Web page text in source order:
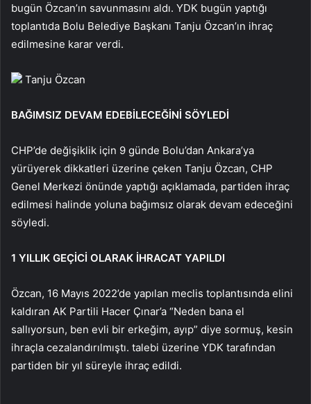
bugün Özcan’ın savunmasını aldı. YDK bugün yaptığı
toplantıda Bolu Belediye Başkanı Tanju Özcan’ın ihraç
edilmesine karar verdi.
Tanju Özcan
BAĞIMSIZ DEVAM EDEBİLECEĞİNİ SÖYLEDİ
CHP’de değişiklik için 9 günde Bolu’dan Ankara’ya
yürüyerek dikkatleri üzerine çeken Tanju Özcan, CHP
Genel Merkezi önünde yaptığı açıklamada, partiden ihraç
edilmesi halinde yoluna bağımsız olarak devam edeceğini
söyledi.
1 YILLIK GEÇİCİ OLARAK İHRACAT YAPILDI
Özcan, 16 Mayıs 2022’de yapılan meclis toplantısında elini
kaldıran AK Partili Hacer Çınar’a “Neden bana el
sallıyorsun, ben evli bir erkeğim, ayıp” diye sormuş, kesin
ihraçla cezalandırılmıştı. talebi üzerine YDK tarafından
partiden bir yıl süreyle ihraç edildi.